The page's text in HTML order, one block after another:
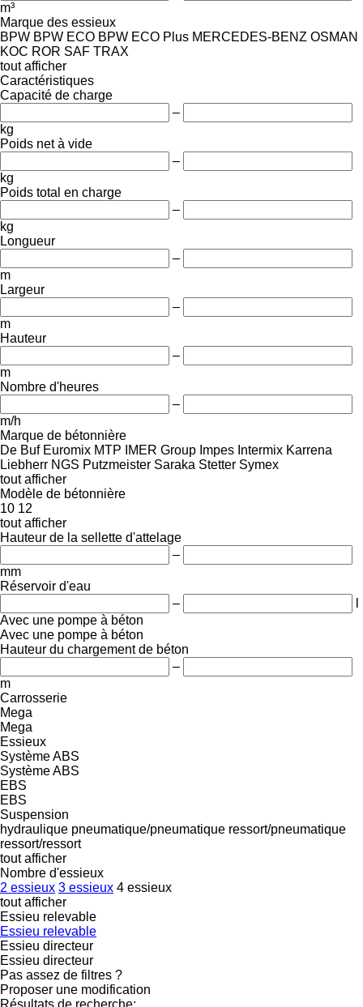
m³
Marque des essieux
BPW BPW ECO BPW ECO Plus MERCEDES-BENZ OSMAN
KOC ROR SAF TRAX
tout afficher
Caractéristiques
Capacité de charge
–
kg
Poids net à vide
–
kg
Poids total en charge
–
kg
Longueur
–
m
Largeur
–
m
Hauteur
–
m
Nombre d'heures
–
m/h
Marque de bétonnière
De Buf Euromix MTP IMER Group Impes Intermix Karrena
Liebherr NGS Putzmeister Saraka Stetter Symex
tout afficher
Modèle de bétonnière
10 12
tout afficher
Hauteur de la sellette d'attelage
–
mm
Réservoir d'eau
–
Avec une pompe à béton
Avec une pompe à béton
Hauteur du chargement de béton
–
m
Carrosserie
Mega
Mega
Essieux
Système ABS
Système ABS
EBS
EBS
Suspension
hydraulique pneumatique/pneumatique ressort/pneumatique
ressort/ressort
tout afficher
Nombre d'essieux
2 essieux 3 essieux 4 essieux
tout afficher
Essieu relevable
Essieu relevable
Essieu directeur
Essieu directeur
Pas assez de filtres ?
Proposer une modification
Résultats de recherche: